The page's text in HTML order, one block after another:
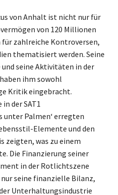
von Anhalt ist nicht nur für
von 120 Millionen
für zahlreiche Kontroversen,
thematisiert werden. Seine
seine Aktivitäten in der
ihm sowohl
Kritik eingebracht.
der SAT1
unter Palmen‘ erregten
Elemente und den
zeigten, was zu einem
Die Finanzierung seiner
in der Rotlichtszene
seine finanzielle Bilanz,
Unterhaltungsindustrie